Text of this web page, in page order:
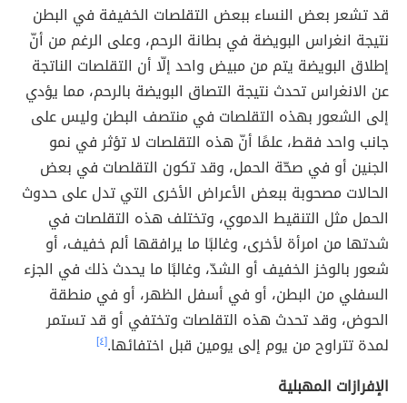
قد تشعر بعض النساء ببعض التقلصات الخفيفة في البطن
نتيجة انغراس البويضة في بطانة الرحم، وعلى الرغم من أنّ
إطلاق البويضة يتم من مبيض واحد إلّا أن التقلصات الناتجة
عن الانغراس تحدث نتيجة التصاق البويضة بالرحم، مما يؤدي
إلى الشعور بهذه التقلصات في منتصف البطن وليس على
جانب واحد فقط، علمًا أنّ هذه التقلصات لا تؤثر في نمو
الجنين أو في صحّة الحمل، وقد تكون التقلصات في بعض
الحالات مصحوبة ببعض الأعراض الأخرى التي تدل على حدوث
الحمل مثل التنقيط الدموي، وتختلف هذه التقلصات في
شدتها من امرأة لأخرى، وغالبًا ما يرافقها ألم خفيف، أو
شعور بالوخز الخفيف أو الشدّ، وغالبًا ما يحدث ذلك في الجزء
السفلي من البطن، أو في أسفل الظهر، أو في منطقة
الحوض، وقد تحدث هذه التقلصات وتختفي أو قد تستمر
لمدة تتراوح من يوم إلى يومين قبل اختفائها.[٤]
الإفرازات المهبلية